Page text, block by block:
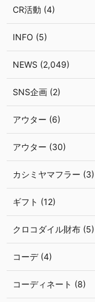
CR活動 (4)
INFO (5)
NEWS (2,049)
SNS企画 (2)
アウター (6)
アウター (30)
カシミヤマフラー (3)
ギフト (12)
クロコダイル財布 (5)
コーデ (4)
コーディネート (8)